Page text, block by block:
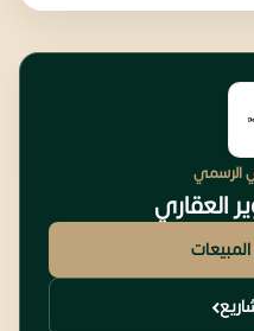
الرسمي
العقاري